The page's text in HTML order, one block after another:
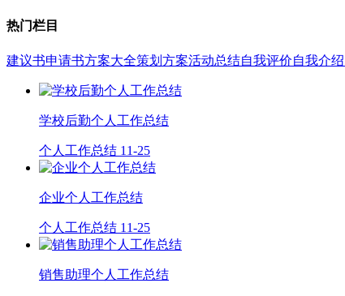
热门栏目
建议书申请书方案大全策划方案活动总结自我评价自我介绍
学校后勤个人工作总结
个人工作总结 11-25
企业个人工作总结
个人工作总结 11-25
销售助理个人工作总结